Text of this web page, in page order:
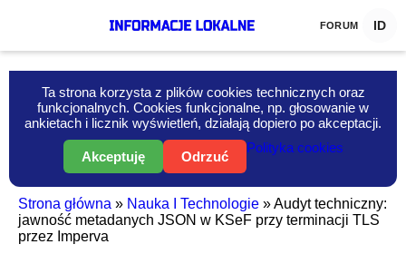
FORUM ID
Ta strona korzysta z plików cookies technicznych oraz
funkcjonalnych. Cookies funkcjonalne, np. głosowanie w
ankietach i licznik wyświetleń, działają dopiero po akceptacji.
Akceptuję Odrzuć
Polityka cookies
Strona główna » Nauka I Technologie »Audyt techniczny:
jawność metadanych JSON w KSeF przy terminacji TLS
przez Imperva